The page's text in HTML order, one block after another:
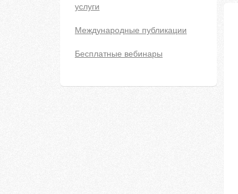
услуги
Международные публикации
Бесплатные вебинары